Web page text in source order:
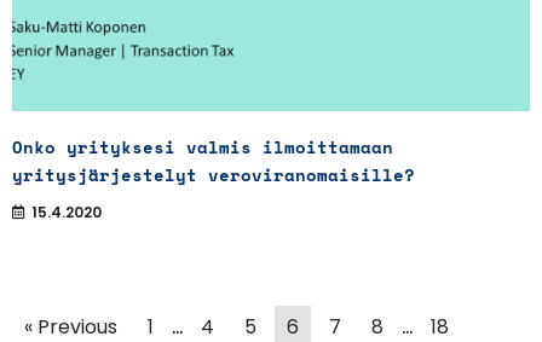
Onko yrityksesi valmis ilmoittamaan
yritysjärjestelyt veroviranomaisille?
15.4.2020
« Previous 1 … 4 5 6 7 8 …
18